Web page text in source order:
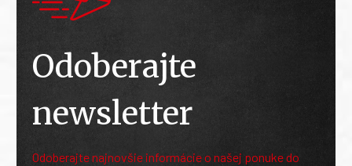
Odoberajte
newsletter
Odoberajte najnovšie informácie o našej ponuke do